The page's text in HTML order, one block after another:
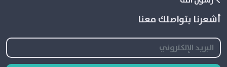
أشعرنا بتواصلك معنا